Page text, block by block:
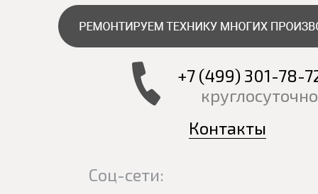
+7 (499) 301-78-
Контакты
Соц-сети: